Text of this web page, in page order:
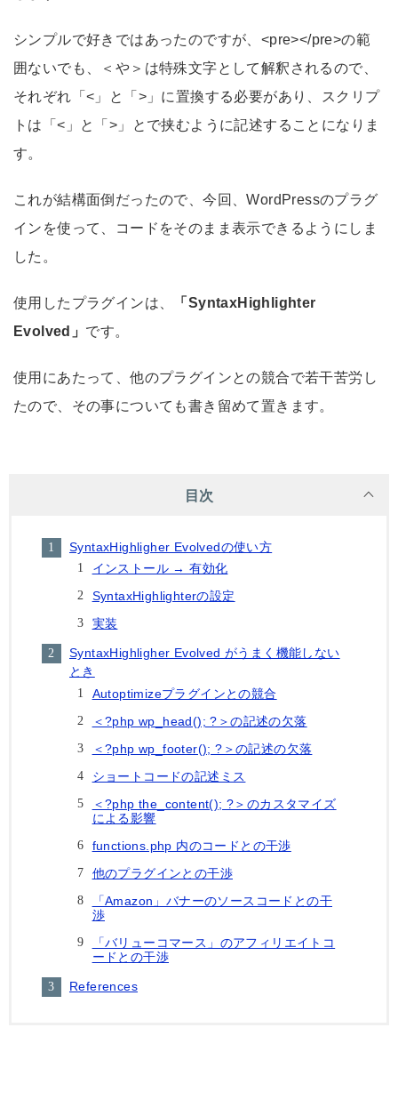
シンプルで好きではあったのですが、<pre></pre>の範
囲ないでも、＜や＞は特殊文字として解釈されるので、
それぞれ「<」と「>」に置換する必要があり、スクリプ
トは「<」と「>」とで挟むように記述することになりま
す。
これが結構面倒だったので、今回、WordPressのプラグ
インを使って、コードをそのまま表示できるようにしま
した。
使用したプラグインは、
「SyntaxHighlighter
Evolved」 です。
使用にあたって、他のプラグインとの競合で若干苦労し
たので、その事についても書き留めて置きます。
目次
SyntaxHighligher Evolvedの使い方
インストール → 有効化
SyntaxHighlighterの設定
実装
SyntaxHighligher Evolved がうまく機能しない
とき
Autoptimizeプラグインとの競合
＜?php wp_head(); ?＞の記述の欠落
＜?php wp_footer(); ?＞の記述の欠落
ショートコードの記述ミス
＜?php the_content(); ?＞のカスタマイズ
による影響
functions.php 内のコードとの干渉
他のプラグインとの干渉
「Amazon」バナーのソースコードとの干
渉
「バリューコマース」のアフィリエイトコ
ードとの干渉
References